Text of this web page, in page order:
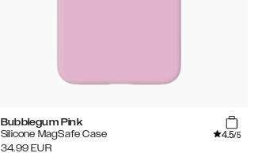
Bubblegum Pink
Silicone MagSafe Case
4.5/5
34.99 EUR